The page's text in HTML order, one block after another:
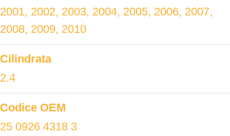
2001, 2002, 2003, 2004, 2005, 2006, 2007,
2008, 2009, 2010
Cilindrata
2.4
Codice OEM
25 0926 4318 3